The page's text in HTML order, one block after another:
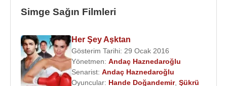
2014 - Bip Bip (single)
2016 - Yankı (single)
2016 - Kamera
2017 - Prens & Prenses (single)
2018 - Ben Bazen
Simge Sağın Filmleri
Her Şey Aşktan
Gösterim Tarihi: 29 Ocak 2016
Yönetmen: Andaç Haznedaroğlu
Senarist: Andaç Haznedaroğlu
Oyuncular: Hande Doğandemir, Şükrü